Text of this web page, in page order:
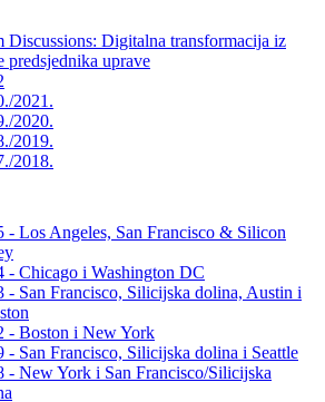
Discussions: Digitalna transformacija iz
predsjednika uprave
2021.
2020.
2019.
2018.
- Los Angeles, San Francisco & Silicon
- Chicago i Washington DC
- San Francisco, Silicijska dolina, Austin i
- Boston i New York
- San Francisco, Silicijska dolina i Seattle
- New York i San Francisco/Silicijska